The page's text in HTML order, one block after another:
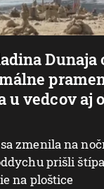
Dunaja
u vedcov aj
zmenila na
prišli
na ploštice